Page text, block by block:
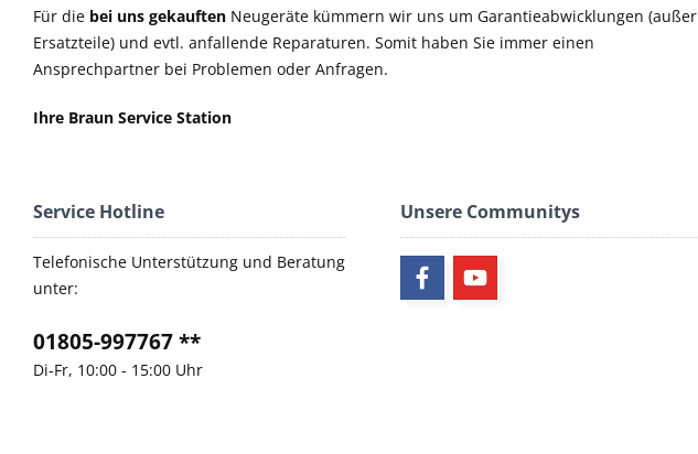
Für die bei uns gekauften Neugeräte kümmern wir uns um Garantieabwicklungen (außer
Ersatzteile) und evtl. anfallende Reparaturen. Somit haben Sie immer einen
Ansprechpartner bei Problemen oder Anfragen.
Ihre Braun Service Station
Service Hotline
Telefonische Unterstützung und Beratung
unter:
01805-997767 **
Di-Fr, 10:00 - 15:00 Uhr
Unsere Communitys